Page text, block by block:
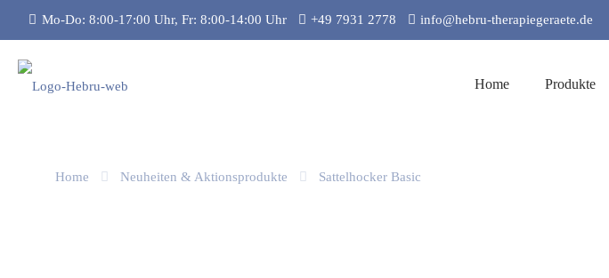
Mo-Do: 8:00-17:00 Uhr, Fr: 8:00-14:00 Uhr +49 7931 2778 info@hebru-therapiegeraete.de
Home Produkte
Home Neuheiten & Aktionsprodukte Sattelhocker Basic